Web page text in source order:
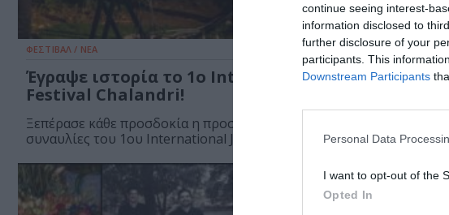
continue seeing interest-
information disclosed to
further disclosure of your
participants. This
Downstream Participants
Personal Data
I want to opt-out of the
Opted In
ΦΕΣΤΙΒΑΛ / ΝΕΑ
Έγραψε ιστορία το 1ο International Jazz Day
Festival Chalandri!
Ξεπέρασε κάθε προσδοκία η προσέλευση του κόσμου στις
συναυλίες του 1ου International Jazz Day...